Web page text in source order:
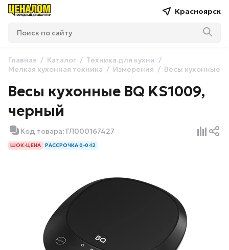
Красноярск
Главная Каталог
Техника для кухни
Мелкая кухонная техника
Измерения Весы кухонные
Весы кухонные BQ KS1009,
черный
Код товара: ГЛ000167427
ШОК-ЦЕНА РАССРОЧКА 0-0-12